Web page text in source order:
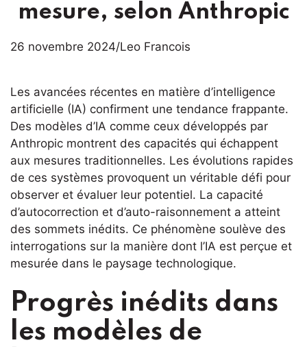
mesure, selon Anthropic
26 novembre 2024/Leo Francois
Les avancées récentes en matière d’intelligence
artificielle (IA) confirment une tendance frappante.
Des modèles d’IA comme ceux développés par
Anthropic montrent des capacités qui échappent
aux mesures traditionnelles. Les évolutions rapides
de ces systèmes provoquent un véritable défi pour
observer et évaluer leur potentiel. La capacité
d’autocorrection et d’auto-raisonnement a atteint
des sommets inédits. Ce phénomène soulève des
interrogations sur la manière dont l’IA est perçue et
mesurée dans le paysage technologique.
Progrès inédits dans
les modèles de